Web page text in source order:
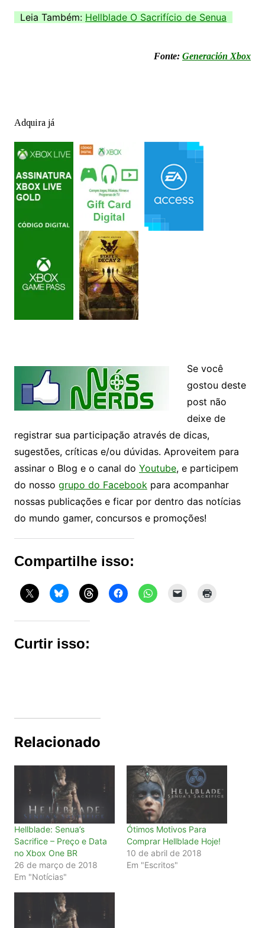
Leia Também: Hellblade O Sacrifício de Senua
Fonte:Generación Xbox
Adquira já
Se você
gostou deste
post não
deixe de
registrar sua participação através de dicas,
sugestões, críticas e/ou dúvidas. Aproveitem para
assinar o Blog e o canal do Youtube, e participem
do nosso grupo do Facebookpara acompanhar
nossas publicações e ficar por dentro das notícias
do mundo gamer, concursos e promoções!
Compartilhe isso:
Curtir isso:
Relacionado
Hellblade: Senua’s
Sacrifice – Preço e Data
no Xbox One BR
26 de março de 2018
Em "Notícias"
Ótimos Motivos Para
Comprar Hellblade Hoje!
10 de abril de 2018
Em "Escritos"